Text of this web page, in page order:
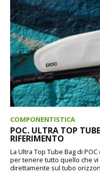
COMPONENTISTICA
POC. ULTRA TOP
RIFERIMENTO
La Ultra Top Tube Bag di
per tenere tutto quello che
direttamente sul tubo